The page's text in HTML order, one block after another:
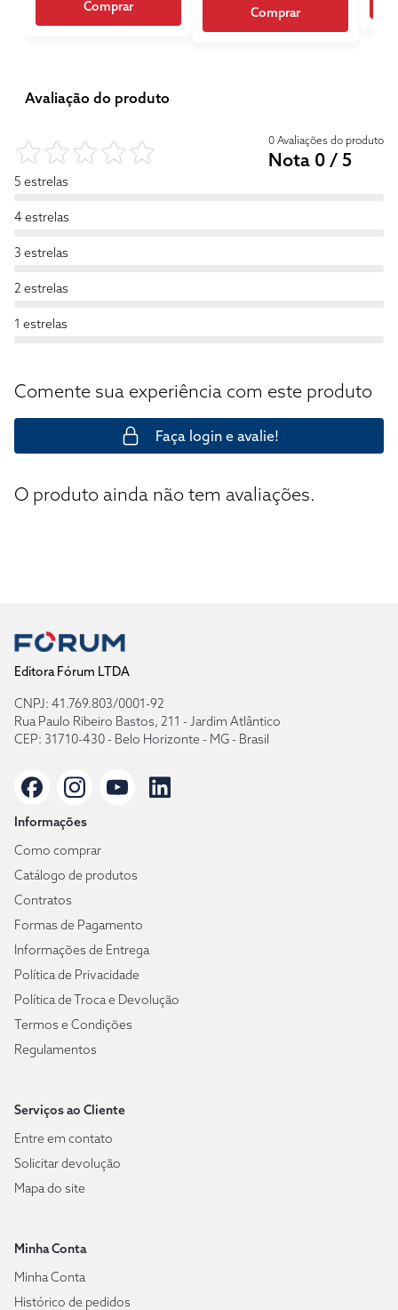
Comprar Comprar
Avaliação do produto
0 Avaliações do produto
Nota 0 / 5
5 estrelas
4 estrelas
3 estrelas
2 estrelas
1 estrelas
Comente sua experiência com este produto
Faça login e avalie!
O produto ainda não tem avaliações.
Editora Fórum LTDA
CNPJ: 41.769.803/0001-92
Rua Paulo Ribeiro Bastos, 211 - Jardim Atlântico
CEP: 31710-430 - Belo Horizonte - MG - Brasil
Informações
Como comprar
Catálogo de produtos
Contratos
Formas de Pagamento
Informações de Entrega
Política de Privacidade
Política de Troca e Devolução
Termos e Condições
Regulamentos
Serviços ao Cliente
Entre em contato
Solicitar devolução
Mapa do site
Minha Conta
Minha Conta
Histórico de pedidos